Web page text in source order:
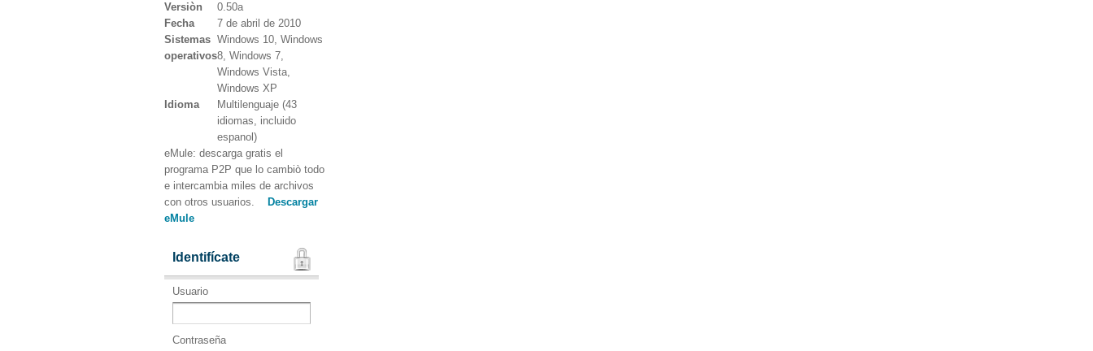
Versiòn
0.50a
Fecha
7 de abril de 2010
Sistemas
operativos
Windows 10, Windows
8, Windows 7,
Windows Vista,
Windows XP
Idioma
Multilenguaje (43
idiomas, incluido
espanol)
eMule: descarga gratis el
programa P2P que lo cambiò todo
e intercambia miles de archivos
con otros usuarios.
Descargar
eMule
Identifícate
Usuario
Contraseña